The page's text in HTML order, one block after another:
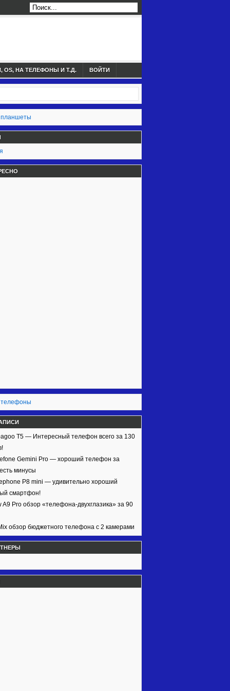
OS, НА ТЕЛЕФОНЫ И Т.Д. ВОЙТИ
планшеты
телефоны
T5 — Интересный телефон всего за 130
Gemini Pro — хороший телефон за
минусы
P8 mini — удивительно хороший
смартфон!
A9 Pro обзор «телефона-двухглазика» за 90
обзор бюджетного телефона с 2 камерами